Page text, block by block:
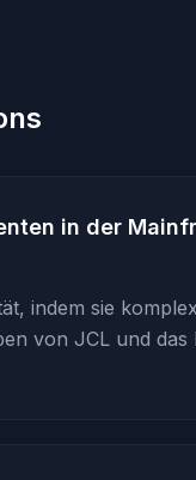
in der
indem sie
von JCL und